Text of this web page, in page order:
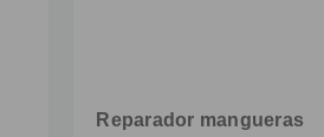
Reparador mangueras